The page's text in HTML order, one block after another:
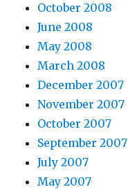
October 2008
June 2008
May 2008
March 2008
December 2007
November 2007
October 2007
September 2007
July 2007
May 2007